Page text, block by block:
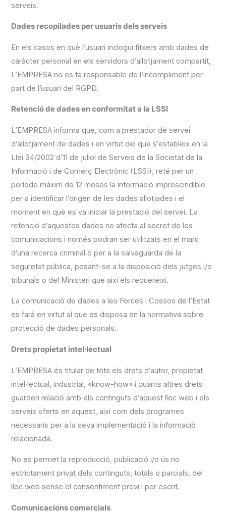
serveis.
Dades recopilades per usuaris dels serveis
En els casos en què l’usuari inclogui fitxers amb dades de
caràcter personal en els servidors d’allotjament compartit,
L’EMPRESA no es fa responsable de l’incompliment per
part de l’usuari del RGPD.
Retenció de dades en conformitat a la LSSI
L’EMPRESA informa que, com a prestador de servei
d’allotjament de dades i en virtut del que s’estableix en la
Llei 34/2002 d’11 de juliol de Serveis de la Societat de la
Informació i de Comerç Electrònic (LSSI), reté per un
període màxim de 12 mesos la informació imprescindible
per a identificar l’origen de les dades allotjades i el
moment en què es va iniciar la prestació del servei. La
retenció d’aquestes dades no afecta al secret de les
comunicacions i només podran ser utilitzats en el marc
d’una recerca criminal o per a la salvaguarda de la
seguretat pública, posant-se a la disposició dels jutges i/o
tribunals o del Ministeri que així els requereixi.
La comunicació de dades a les Forces i Cossos de l’Estat
es farà en virtut al que es disposa en la normativa sobre
protecció de dades personals.
Drets propietat intel·lectual
L’EMPRESA és titular de tots els drets d’autor, propietat
intel·lectual, industrial, «know-how» i quants altres drets
guarden relació amb els continguts d’aquest lloc web i els
serveis oferts en aquest, així com dels programes
necessaris per a la seva implementació i la informació
relacionada.
No es permet la reproducció, publicació i/o ús no
estrictament privat dels continguts, totals o parcials, del
lloc web sense el consentiment previ i per escrit.
Comunicacions comercials